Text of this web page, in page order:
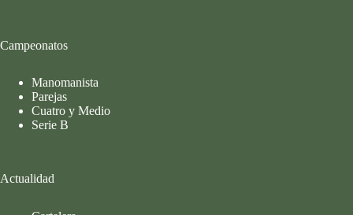
Campeonatos
Manomanista
Parejas
Cuatro y Medio
Serie B
Actualidad